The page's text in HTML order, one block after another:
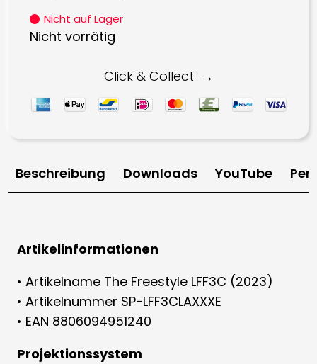
war:
Nicht auf Lager
Nicht vorrätig
Click & Collect
Beschreibung Downloads YouTube
Artikelinformationen
• Artikelname The Freestyle LFF3C (2023)
• Artikelnummer SP-LFF3CLAXXXE
• EAN 8806094951240
Projektionssystem